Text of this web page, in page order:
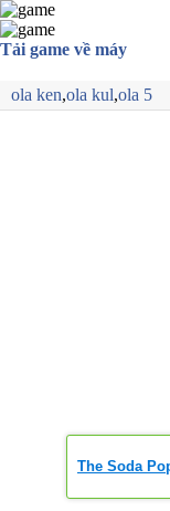
Tải game về máy
ola ken,ola kul,ola 5
The Soda